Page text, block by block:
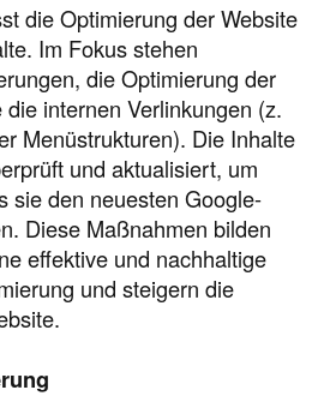
die Optimierung der Website
Im Fokus stehen
die Optimierung der
internen Verlinkungen (z.
Menüstrukturen). Die Inhalte
und aktualisiert, um
sie den neuesten Google-
Diese Maßnahmen bilden
effektive und nachhaltige
und steigern die